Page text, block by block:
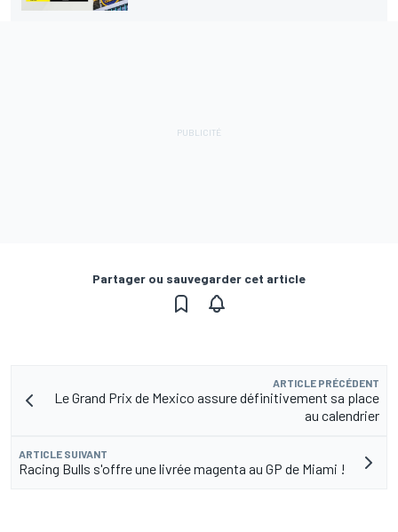
Partager ou sauvegarder cet article
ARTICLE PRÉCÉDENT
Le Grand Prix de Mexico assure définitivement sa place
au calendrier
ARTICLE SUIVANT
Racing Bulls s'offre une livrée magenta au GP de Miami !